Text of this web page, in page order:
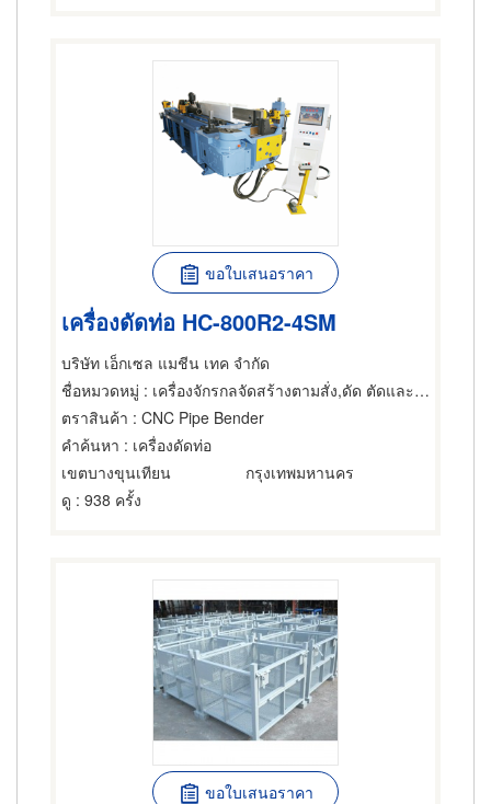
ขอใบเสนอราคา
เครื่องดัดท่อ HC-800R2-4SM
บริษัท เอ็กเซล แมชีน เทค จำกัด
ชื่อหมวดหมู่ : เครื่องจักรกลจัดสร้างตามสั่ง,ดัด ตัดและรีดลวด,ผู้รับเหมาทำท่อ
ตราสินค้า : CNC Pipe Bender
คำค้นหา : เครื่องดัดท่อ
เขตบางขุนเทียน
กรุงเทพมหานคร
ดู : 938 ครั้ง
ขอใบเสนอราคา